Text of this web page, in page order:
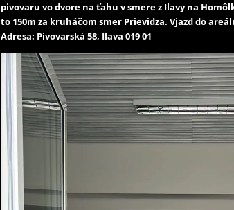
pivovaru vo dvore na ťahu v smere z Ilavy na
to 150m za kruháčom smer Prievidza. Vjazd do
Adresa: Pivovarská 58, Ilava 019 01